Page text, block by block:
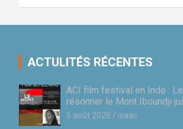
ACTULITÉS RÉCENTES
ACI film festival en Inde :
résonner le Mont Iboundji
5 août 2026 isaac